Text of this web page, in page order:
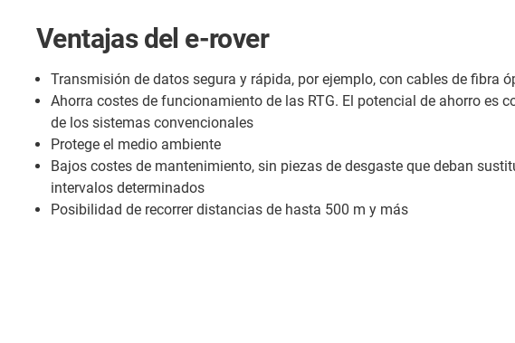
Ventajas del e-rover
Transmisión de datos segura y rápida, por ejemplo, con cables de fibra
Ahorra costes de funcionamiento de las RTG. El potencial de ahorro es
de los sistemas convencionales
Protege el medio ambiente
Bajos costes de mantenimiento, sin piezas de desgaste que deban
intervalos determinados
Posibilidad de recorrer distancias de hasta 500 m y más